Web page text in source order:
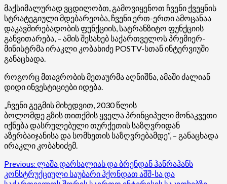
მაქსიმალურად ვცდილობთ, გამოვიყენოთ ჩვენი ქვეყნის
სტრატეგიული მდებარეობა, ჩვენი ერთ-ერთი ამოცანაა
დაკავშირებადობის ფუნქციის, სატრანზიტო ფუნქციის
განვითარება, – ამის შესახებ საქართველოს პრემიერ-
მინისტრმა ირაკლი კობახიძე POSTV-სთან ინტერვიუში
განაცხადა.
როგორც მთავრობის მეთაურმა აღნიშნა, ამაში ძალიან
დიდი ინვესტიციები იდება.
„ჩვენი გეგმის მიხედვით, 2030 წლის
ბოლომდე გზის თითქმის ყველა პრინციპული მონაკვეთი
იქნება დასრულებული თურქეთის საზღვრიდან
აზერბაიჯანისა და სომხეთის საზღვრებამდე“, – განაცხადა
ირაკლი კობახიძემ.
Post
Previous: ლაშა დარსალიას და ბრენდან ჰანრაჰანს
კონსტრუქციული საუბარი ჰქონდათ აშშ-სა და